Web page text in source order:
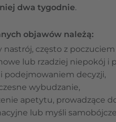
dwa tygodnie.
objawów należą:
często z
lub rzadziej niepokój i
podejmowaniem decyzji,
wybudzanie,
apetytu, prowadzące
lub myśli